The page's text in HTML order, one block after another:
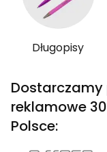
Długopisy
Dostarczamy
reklamowe
Polsce: